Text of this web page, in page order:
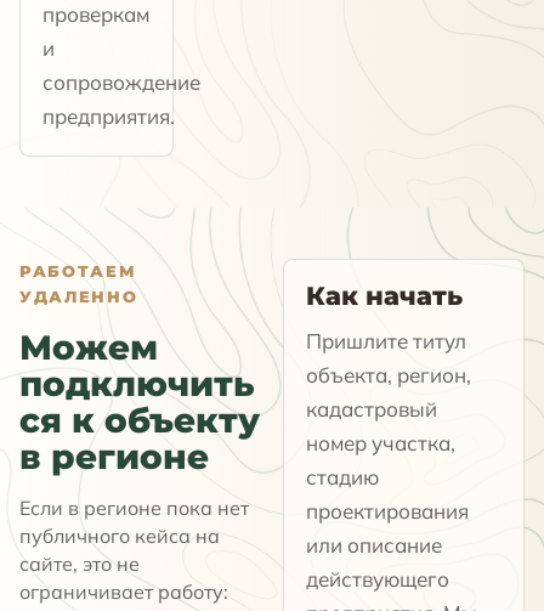
проверкам
и
сопровождение
предприятия.
РАБОТАЕМ
УДАЛЕННО
Можем
подключить
ся к объекту
в регионе
Если в регионе пока нет
публичного кейса на
сайте, это не
ограничивает работу:
Как начать
Пришлите титул
объекта, регион,
кадастровый
номер участка,
стадию
проектирования
или описание
действующего